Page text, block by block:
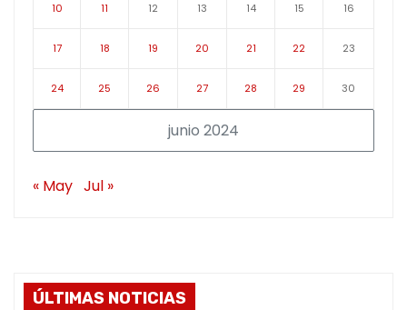
junio 2024
10 11 12 13 14 15 16
17 18 19 20 21 22 23
24 25 26 27 28 29 30
« May Jul »
ÚLTIMAS NOTICIAS